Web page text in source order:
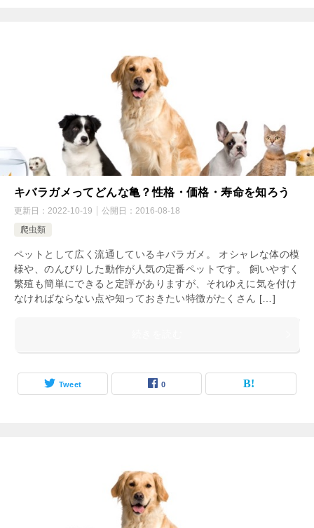
キバラガメってどんな亀？性格・価格・寿命を知ろう
更新日： 2022-10-19 公開日： 2016-08-18
爬虫類
ペットとして広く流通しているキバラガメ。 オシャレな体の模
様や、のんびりした動作が人気の定番ペットです。 飼いやすく
繁殖も簡単にできると定評がありますが、それゆえに気を付け
なければならない点や知っておきたい特徴がたくさん […]
Tweet 0